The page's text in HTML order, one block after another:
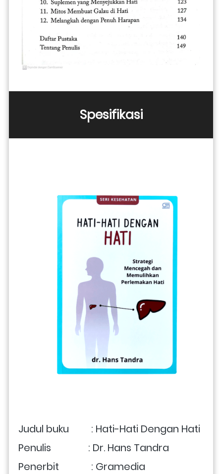
Spesifikasi
Judul buku         : Hati-Hati Dengan Hati
Penulis               : Dr. Hans Tandra
Penerbit             : Gramedia